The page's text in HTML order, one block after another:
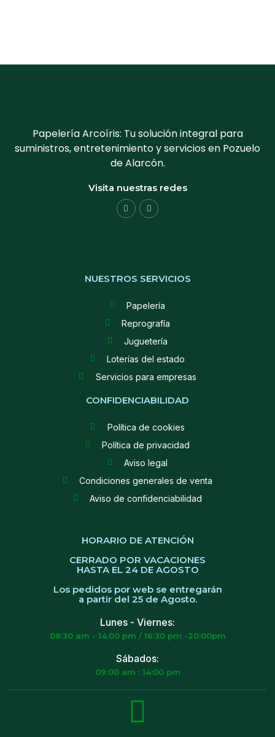
Papelería Arcoíris: Tu solución integral para
suministros, entretenimiento y servicios en Pozuelo
de Alarcón.
Visita nuestras redes
NUESTROS SERVICIOS
Papelería
Reprografía
Juguetería
Loterías del estado
Servicios para empresas
CONFIDENCIABILIDAD
Política de cookies
Política de privacidad
Aviso legal
Condiciones generales de venta
Aviso de confidenciabilidad
HORARIO DE ATENCIÓN
CERRADO POR VACACIONES
HASTA EL 24 DE AGOSTO
Los pedidos por web se entregarán
a partir del 25 de Agosto.
Lunes - Viernes:
08:30 am - 14:00 pm / 16:30 pm -20:00pm
Sábados:
09:00 am : 14:00 pm